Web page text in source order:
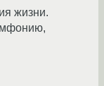
жизни.